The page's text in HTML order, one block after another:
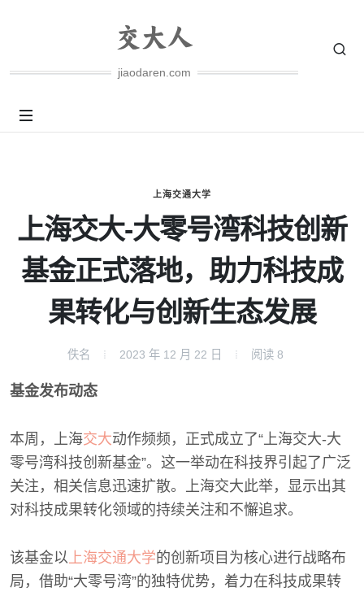
jiaodaren.com
上海交通大学
上海交大-大零号湾科技创新
基金正式落地，助力科技成
果转化与创新生态发展
佚名 2023 年 12 月 22 日 阅读 8
基金发布动态
本周，上海交大动作频频，正式成立了“上海交大-大
零号湾科技创新基金”。这一举动在科技界引起了广泛
关注，相关信息迅速扩散。上海交大此举，显示出其
对科技成果转化领域的持续关注和不懈追求。
该基金以上海交通大学的创新项目为核心进行战略布
局，借助“大零号湾”的独特优势，着力在科技成果转